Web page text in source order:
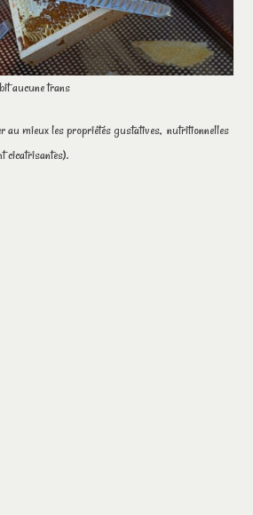
aucune trans
au mieux les propriétés gustatives, nutritionnelles
cicatrisantes).